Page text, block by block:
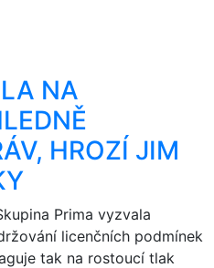
NA
HROZÍ JIM
Prima vyzvala
licenčních podmínek
tak na rostoucí tlak